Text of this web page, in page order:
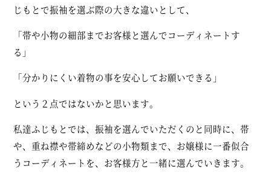
じもとで振袖を選ぶ際の大きな違いとして、
「帯や小物の細部までお客様と選んでコーディネートす
る」
「分かりにくい着物の事を安心してお願いできる」
という２点ではないかと思います。
私達ふじもとでは、振袖を選んでいただくのと同時に、帯
や、重ね襟や帯締めなどの小物類まで、お嬢様に一番似合
うコーディネートを、お客様方と一緒に選んでいきます。